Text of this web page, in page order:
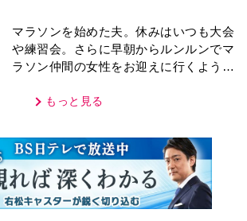
マラソンを始めた夫。休みはいつも大会
や練習会。さらに早朝からルンルンでマ
ラソン仲間の女性をお迎えに行くように
もっと見る